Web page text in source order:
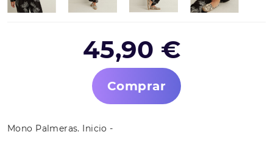
45,90 €
Comprar
Mono Palmeras. Inicio -